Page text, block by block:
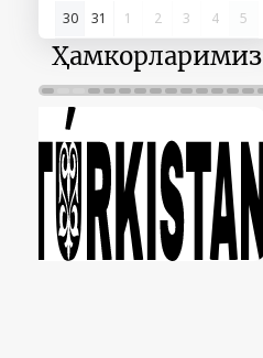
30
31 1 2 3 4 5
Ҳамкорларимиз